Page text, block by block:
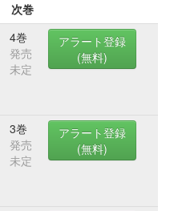
次巻
4巻
発売
未定
アラート登録
(無料)
3巻
発売
未定
アラート登録
(無料)